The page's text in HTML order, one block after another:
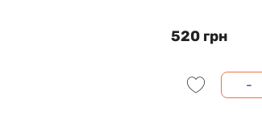
520 грн
-